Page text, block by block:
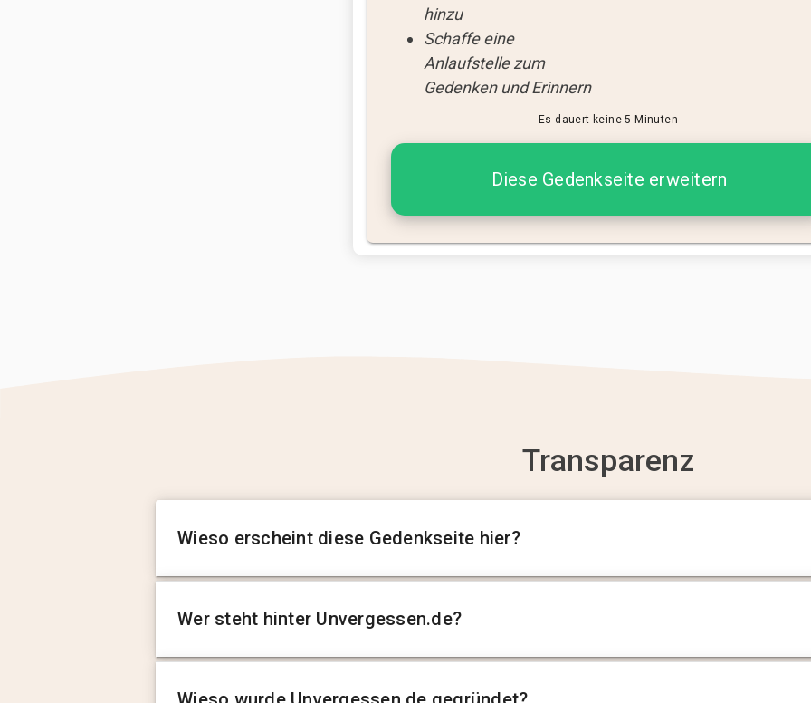
hinzu
Schaffe eine
Anlaufstelle zum
Gedenken und Erinnern
Es dauert keine 5 Minuten
Diese Gedenkseite erweitern
Transparenz
Wieso erscheint diese Gedenkseite hier?
Wer steht hinter Unvergessen.de?